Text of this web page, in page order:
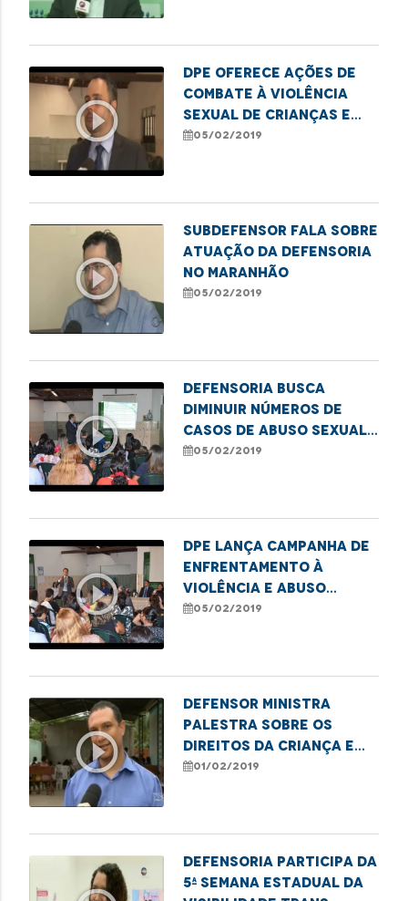
play_circle_outline
DPE oferece ações de
combate à violência
sexual de crianças e
adolescentes
05/02/2019
play_circle_outline
Subdefensor fala sobre
atuação da Defensoria
no Maranhão
05/02/2019
play_circle_outline
Defensoria busca
diminuir números de
casos de abuso sexual
infantil
05/02/2019
play_circle_outline
DPE lança campanha de
enfrentamento à
violência e abuso
sexual contra
05/02/2019
play_circle_outline
Defensor ministra
palestra sobre os
direitos da criança e
do adolescente
01/02/2019
Defensoria participa da
5ª Semana Estadual da